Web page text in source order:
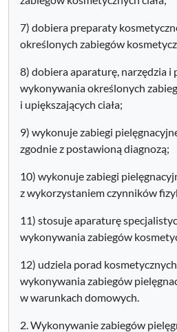
7) dobiera preparaty
określonych zabiegów
8) dobiera aparaturę, narzędzia i
wykonywania określonych
i upiększających ciała;
9) wykonuje zabiegi
zgodnie z postawioną diagnozą;
10) wykonuje zabiegi
z wykorzystaniem czynników
11) stosuje aparaturę
wykonywania zabiegów
12) udziela porad
wykonywania zabiegów
w warunkach domowych.
2. Wykonywanie zabiegów